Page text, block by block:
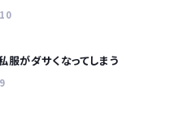
10
服がダサくなってしまう
9